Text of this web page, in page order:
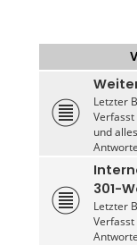
Letzter
Verfasst
und
301-
Letzter
Verfasst